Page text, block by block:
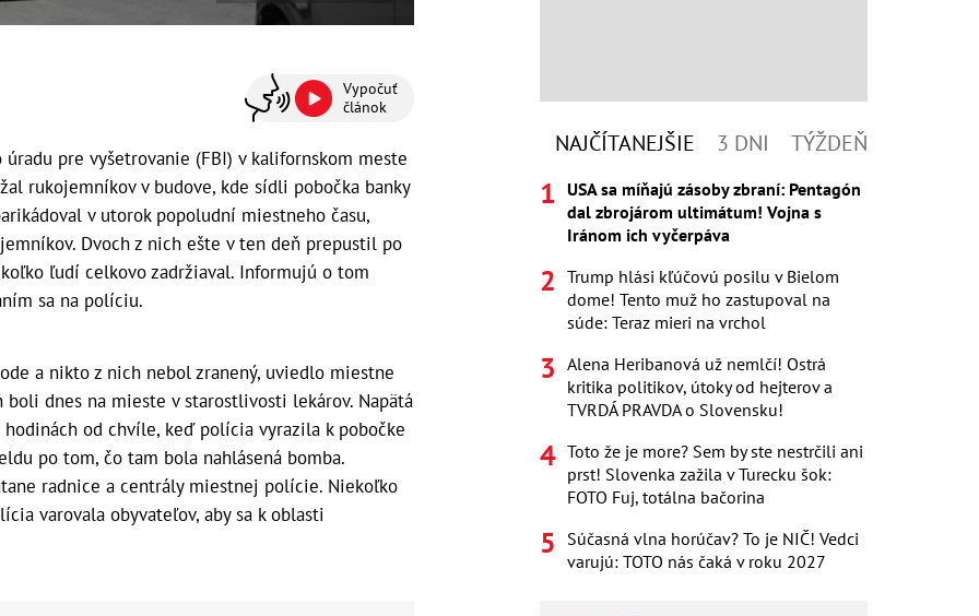
Vypočuť
článok
úradu pre vyšetrovanie (FBI) v kalifornskom meste
rukojemníkov v budove, kde sídli pobočka banky
v utorok popoludní miestneho času,
Dvoch z nich ešte v ten deň prepustil po
ľudí celkovo zadržiaval. Informujú o tom
sa na políciu.
a nikto z nich nebol zranený, uviedlo miestne
dnes na mieste v starostlivosti lekárov. Napätá
od chvíle, keď polícia vyrazila k pobočke
po tom, čo tam bola nahlásená bomba.
radnice a centrály miestnej polície. Niekoľko
varovala obyvateľov, aby sa k oblasti
NAJČÍTANEJŠIE 3 DNI TÝŽDEŇ
USA sa míňajú zásoby zbraní: Pentagón
dal zbrojárom ultimátum! Vojna s
Iránom ich vyčerpáva
Trump hlási kľúčovú posilu v Bielom
dome! Tento muž ho zastupoval na
súde: Teraz mieri na vrchol
Alena Heribanová už nemlčí! Ostrá
kritika politikov, útoky od hejterov a
TVRDÁ PRAVDA o Slovensku!
Toto že je more? Sem by ste nestrčili ani
prst! Slovenka zažila v Turecku šok:
FOTO Fuj, totálna bačorina
Súčasná vlna horúčav? To je NIČ! Vedci
varujú: TOTO nás čaká v roku 2027